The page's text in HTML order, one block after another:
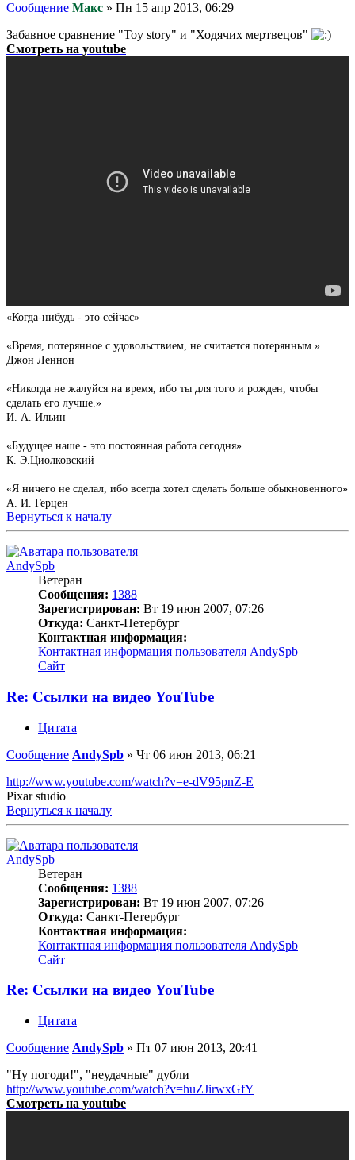
Сообщение Макс » Пн 15 апр 2013, 06:29
Забавное сравнение "Toy story" и "Ходячих мертвецов"
Смотреть на youtube
«Когда-нибудь - это сейчас»
«Время, потерянное с удовольствием, не считается потерянным.»
Джон Леннон
«Никогда не жалуйся на время, ибо ты для того и рожден, чтобы
сделать его лучше.»
И. А. Ильин
«Будущее наше - это постоянная работа сегодня»
К. Э.Циолковский
«Я ничего не сделал, ибо всегда хотел сделать больше обыкновенного»
А. И. Герцен
Вернуться к началу
AndySpb
Ветеран
Сообщения: 1388
Зарегистрирован: Вт 19 июн 2007, 07:26
Откуда: Санкт-Петербург
Контактная информация:
Контактная информация пользователя AndySpb
Сайт
Re: Ссылки на видео YouTube
Цитата
Сообщение AndySpb » Чт 06 июн 2013, 06:21
http://www.youtube.com/watch?v=e-dV95pnZ-E
Pixar studio
Вернуться к началу
AndySpb
Ветеран
Сообщения: 1388
Зарегистрирован: Вт 19 июн 2007, 07:26
Откуда: Санкт-Петербург
Контактная информация:
Контактная информация пользователя AndySpb
Сайт
Re: Ссылки на видео YouTube
Цитата
Сообщение AndySpb » Пт 07 июн 2013, 20:41
"Ну погоди!", "неудачные" дубли
http://www.youtube.com/watch?v=huZJirwxGfY
Смотреть на youtube